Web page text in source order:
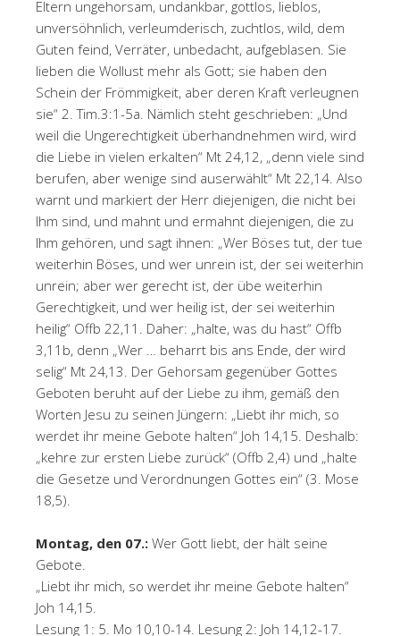
Eltern ungehorsam, undankbar, gottlos, lieblos,
unversöhnlich, verleumderisch, zuchtlos, wild, dem
Guten feind, Verräter, unbedacht, aufgeblasen. Sie
lieben die Wollust mehr als Gott; sie haben den
Schein der Frömmigkeit, aber deren Kraft verleugnen
sie“ 2. Tim.3:1-5a. Nämlich steht geschrieben: „Und
weil die Ungerechtigkeit überhandnehmen wird, wird
die Liebe in vielen erkalten“ Mt 24,12, „denn viele sind
berufen, aber wenige sind auserwählt“ Mt 22,14. Also
warnt und markiert der Herr diejenigen, die nicht bei
Ihm sind, und mahnt und ermahnt diejenigen, die zu
Ihm gehören, und sagt ihnen: „Wer Böses tut, der tue
weiterhin Böses, und wer unrein ist, der sei weiterhin
unrein; aber wer gerecht ist, der übe weiterhin
Gerechtigkeit, und wer heilig ist, der sei weiterhin
heilig“ Offb 22,11. Daher: „halte, was du hast“ Offb
3,11b, denn „Wer … beharrt bis ans Ende, der wird
selig“ Mt 24,13. Der Gehorsam gegenüber Gottes
Geboten beruht auf der Liebe zu ihm, gemäß den
Worten Jesu zu seinen Jüngern: „Liebt ihr mich, so
werdet ihr meine Gebote halten“ Joh 14,15. Deshalb:
„kehre zur ersten Liebe zurück“ (Offb 2,4) und „halte
die Gesetze und Verordnungen Gottes ein“ (3. Mose
18,5).
Montag, den 07.: Wer Gott liebt, der hält seine
Gebote.
„Liebt ihr mich, so werdet ihr meine Gebote halten“
Joh 14,15.
Lesung 1: 5. Mo 10,10-14. Lesung 2: Joh 14,12-17.